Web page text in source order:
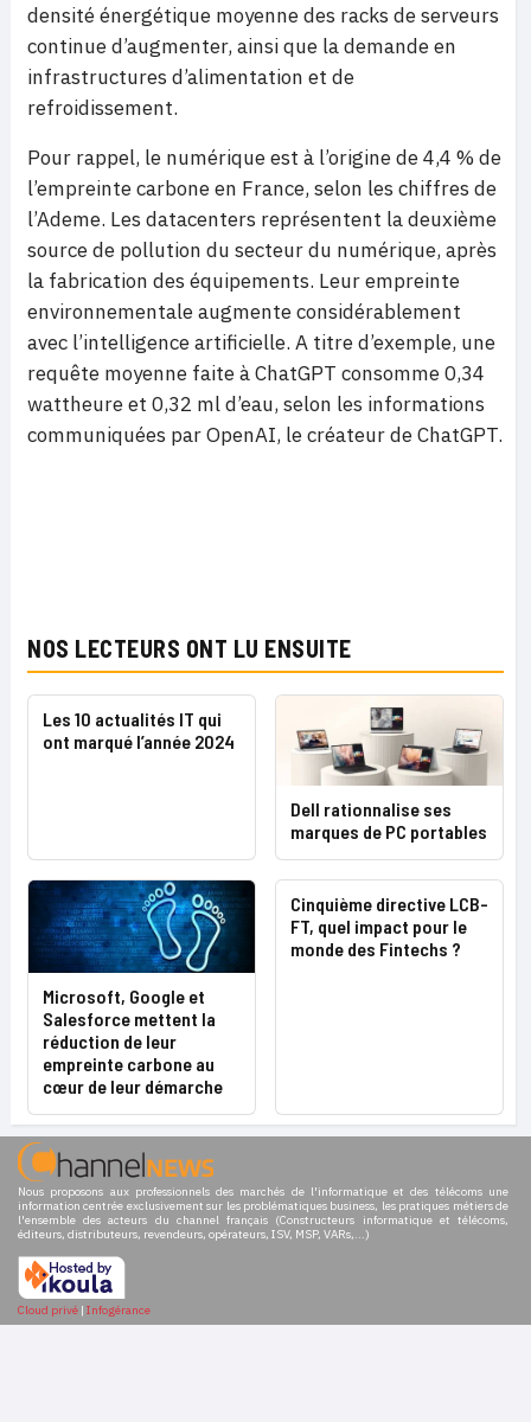
densité énergétique moyenne des racks de serveurs
continue d’augmenter, ainsi que la demande en
infrastructures d’alimentation et de
refroidissement.
Pour rappel, le numérique est à l’origine de 4,4 % de
l’empreinte carbone en France, selon les chiffres de
l’Ademe. Les datacenters représentent la deuxième
source de pollution du secteur du numérique, après
la fabrication des équipements. Leur empreinte
environnementale augmente considérablement
avec l’intelligence artificielle. A titre d’exemple, une
requête moyenne faite à ChatGPT consomme 0,34
wattheure et 0,32 ml d’eau, selon les informations
communiquées par OpenAI, le créateur de ChatGPT.
NOS LECTEURS ONT LU ENSUITE
Les 10 actualités IT qui
ont marqué l’année 2024
Dell rationnalise ses
marques de PC portables
Microsoft, Google et
Salesforce mettent la
réduction de leur
empreinte carbone au
cœur de leur démarche
Cinquième directive LCB-
FT, quel impact pour le
monde des Fintechs ?
Nous proposons aux professionnels des marchés de l'informatique et des télécoms une
information centrée exclusivement sur les problématiques business, les pratiques métiers de
l'ensemble des acteurs du channel français (Constructeurs informatique et télécoms,
éditeurs, distributeurs, revendeurs, opérateurs, ISV, MSP, VARs,...)
Cloud privé | Infogérance